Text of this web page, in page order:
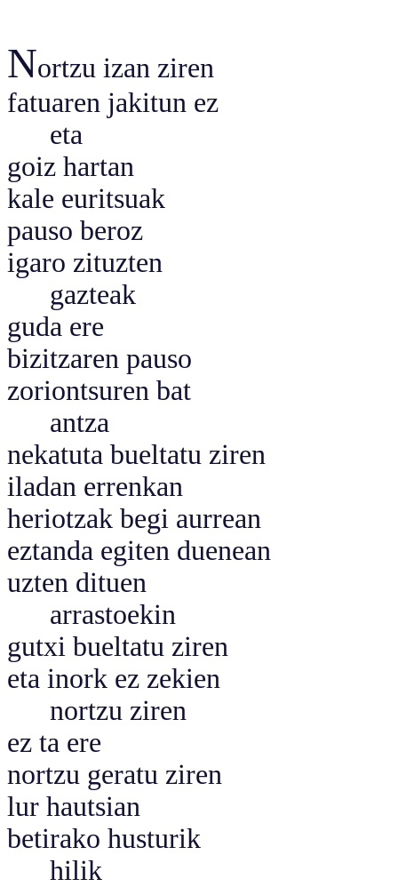
Nortzu izan ziren
fatuaren jakitun ez
eta
goiz hartan
kale euritsuak
pauso beroz
igaro zituzten
gazteak
guda ere
bizitzaren pauso
zoriontsuren bat
antza
nekatuta bueltatu ziren
iladan errenkan
heriotzak begi aurrean
eztanda egiten duenean
uzten dituen
arrastoekin
gutxi bueltatu ziren
eta inork ez zekien
nortzu ziren
ez ta ere
nortzu geratu ziren
lur hautsian
betirako husturik
hilik